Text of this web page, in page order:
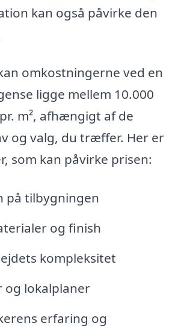
kan også påvirke den
omkostningerne ved en
ligge mellem 10.000
m², afhængigt af de
og valg, du træffer. Her er
som kan påvirke prisen:
på tilbygningen
og finish
kompleksitet
og lokalplaner
erfaring og